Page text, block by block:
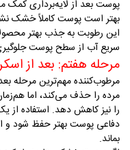
پوست بعد از لایه‌برداری کمک
بهتر است پوست کاملاً خشک
این رطوبت به جذب بهتر
سریع آب از سطح پوست
مرحله هفتم: بعد از
مرطوب‌کننده مهم‌ترین مرحله
مرده را حذف می‌کند، اما
را نیز کاهش دهد. استفاده
دفاعی پوست بهتر حفظ شود و
بماند.